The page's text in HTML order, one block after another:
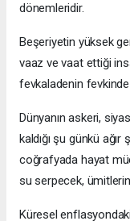
dönemleridir.
Beşeriyetin yüksek
vaaz ve vaat ettiği
fevkaladenin fevkinde
Dünyanın askeri,
kaldığı şu günkü
coğrafyada hayat
su serpecek,
Küresel